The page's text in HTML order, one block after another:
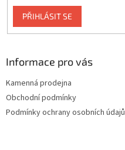
PŘIHLÁSIT SE
Informace pro vás
Kamenná prodejna
Obchodní podmínky
Podmínky ochrany osobních údajů